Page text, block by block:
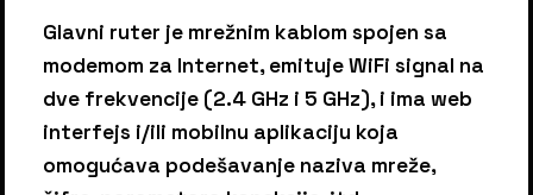
Glavni ruter je mrežnim kablom spojen sa
modemom za Internet, emituje WiFi signal na
dve frekvencije (2.4 GHz i 5 GHz), i ima web
interfejs i/ili mobilnu aplikaciju koja
omogućava podešavanje naziva mreže,